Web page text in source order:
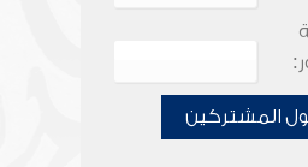
المشتركين